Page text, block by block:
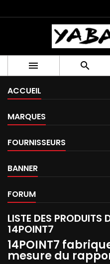
 
ACCUEIL
MARQUES
FOURNISSEURS
BANNER
FORUM
LISTE DES PRODUITS
14POINT7
14POINT7
mesure du